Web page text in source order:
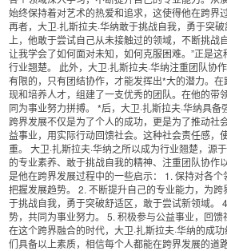
始终保持着对艺术的热爱和追求，这使得他在跨界
再者，大卫·扎斯拉夫·华纳敢于挑战自我，勇于突
上，他敢于尝试自己从未接触过的领域，不断挑战
让我学会了如何面对未知，如何克服困难。”正是
行业翘楚。 此外，大卫·扎斯拉夫·华纳注重团队协
有限的，只有团结协作，才能发挥出*大的潜力。
现和培养人才，组建了一支优秀的团队。在他的带
同为事业努力拼搏。 *后，大卫·扎斯拉夫·华纳具备
跨界发展不仅是为了个人的成功，更是为了推动社
益事业，用实际行动回馈社会。这种社会责任感，
重。 大卫·扎斯拉夫·华纳之所以成为行业翘楚，源
的专业素养、敢于挑战自我的精神、注重团队协作
是他在跨界发展过程中的一些启示： 1. 保持对各个
把握发展趋势。 2. 不断提升自己的专业能力，为
于挑战自我，勇于突破舒适区，敢于尝试新领域。
势，共同为事业努力。 5. 积极参与公益事业，回馈
在这个跨界融合的时代，大卫·扎斯拉夫·华纳的成
们具备以上素质，相信每个人都能在跨界发展的道